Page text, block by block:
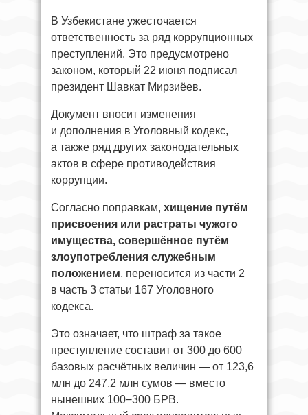
В Узбекистане ужесточается
ответственность за ряд коррупционных
преступлений. Это предусмотрено
законом, который 22 июня подписал
президент Шавкат Мирзиёев.
Документ вносит изменения
и дополнения в Уголовный кодекс,
а также ряд других законодательных
актов в сфере противодействия
коррупции.
Согласно поправкам, хищение путём
присвоения или растраты чужого
имущества, совершённое путём
злоупотребления служебным
положением, переносится из части 2
в часть 3 статьи 167 Уголовного
кодекса.
Это означает, что штраф за такое
преступление составит от 300 до 600
базовых расчётных величин — от 123,6
млн до 247,2 млн сумов — вместо
нынешних 100−300 БРВ.